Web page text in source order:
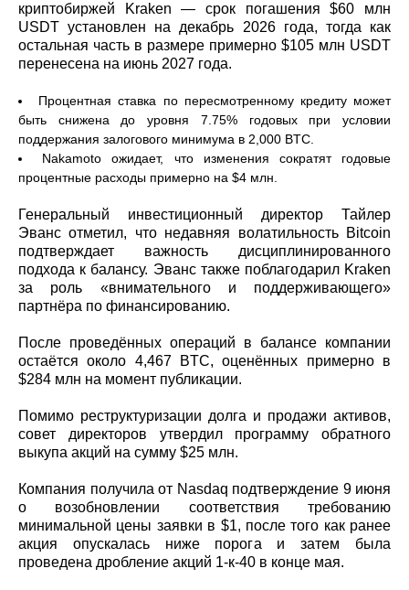
криптобиржей Kraken — срок погашения $60 млн
USDT установлен на декабрь 2026 года, тогда как
остальная часть в размере примерно $105 млн USDT
перенесена на июнь 2027 года.
Процентная ставка по пересмотренному кредиту может
быть снижена до уровня 7.75% годовых при условии
поддержания залогового минимума в 2,000 BTC.
Nakamoto ожидает, что изменения сократят годовые
процентные расходы примерно на $4 млн.
Генеральный инвестиционный директор Тайлер
Эванс отметил, что недавняя волатильность Bitcoin
подтверждает важность дисциплинированного
подхода к балансу. Эванс также поблагодарил Kraken
за роль «внимательного и поддерживающего»
партнёра по финансированию.
После проведённых операций в балансе компании
остаётся около 4,467 BTC, оценённых примерно в
$284 млн на момент публикации.
Помимо реструктуризации долга и продажи активов,
совет директоров утвердил программу обратного
выкупа акций на сумму $25 млн.
Компания получила от Nasdaq подтверждение 9 июня
о возобновлении соответствия требованию
минимальной цены заявки в $1, после того как ранее
акция опускалась ниже порога и затем была
проведена дробление акций 1‑к‑40 в конце мая.